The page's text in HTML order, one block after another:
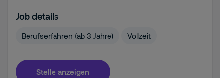
Job details
Berufserfahren (ab 3 Jahre) Vollzeit
Stelle anzeigen